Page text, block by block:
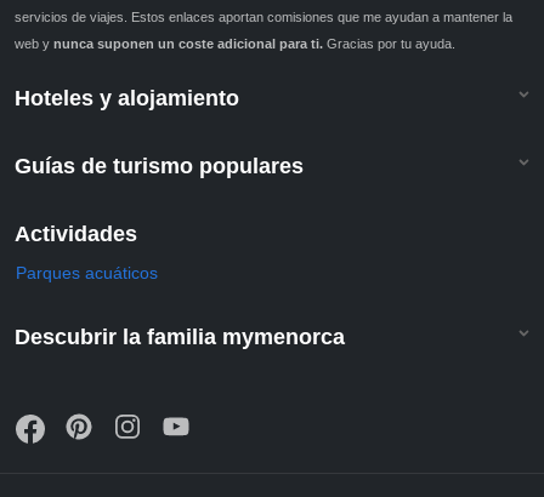
servicios de viajes. Estos enlaces aportan comisiones que me ayudan a mantener la
web y nunca suponen un coste adicional para ti. Gracias por tu ayuda.
Hoteles y alojamiento
Guías de turismo populares
Actividades
Parques acuáticos
Descubrir la familia mymenorca